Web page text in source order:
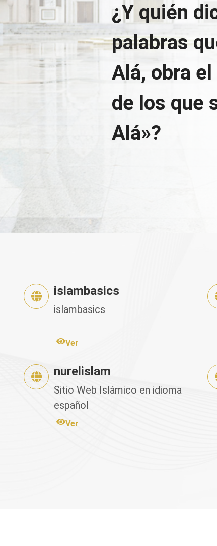
¿Y quién
palabras
Alá, obra
de los que
Alá»?
islambasics
islambasics
Ver
nurelislam
Sitio Web Islámico en idioma
español
Ver